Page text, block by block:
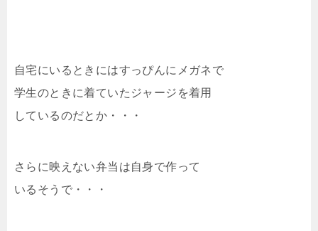
自宅にいるときにはすっぴんにメガネで
学生のときに着ていたジャージを着用
しているのだとか・・・
さらに映えない弁当は自身で作って
いるそうで・・・